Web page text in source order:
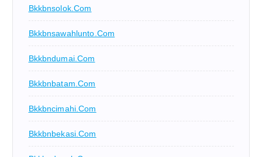
Bkkbnsolok.com
Bkkbnsawahlunto.com
Bkkbndumai.com
Bkkbnbatam.com
Bkkbncimahi.com
Bkkbnbekasi.com